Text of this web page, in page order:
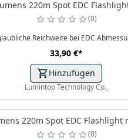
220m Spot EDC
0
Reichweite bei EDC
33,90 €*
Hinzufügen
Lumintop Technology Co.,
220m Spot EDC
0